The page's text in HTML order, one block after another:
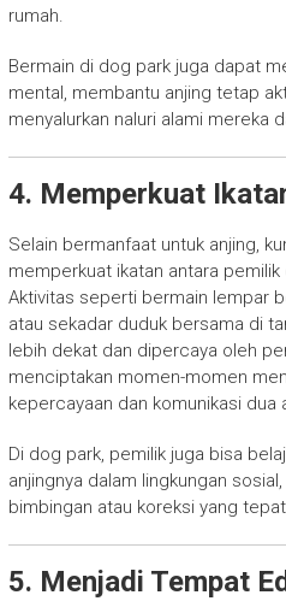
rumah.
Bermain di dog park juga dapat
mental, membantu anjing tetap
menyalurkan naluri alami mereka
4. Memperkuat
Selain bermanfaat untuk anjing,
memperkuat ikatan antara pemilik
Aktivitas seperti bermain lempar
atau sekadar duduk bersama di
lebih dekat dan dipercaya oleh
menciptakan momen-momen
kepercayaan dan komunikasi dua
Di dog park, pemilik juga bisa
anjingnya dalam lingkungan
bimbingan atau koreksi yang
5. Menjadi Tempat